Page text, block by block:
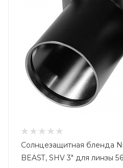
Солнцезащитная бленда
BEAST, SHV 3" для линзы